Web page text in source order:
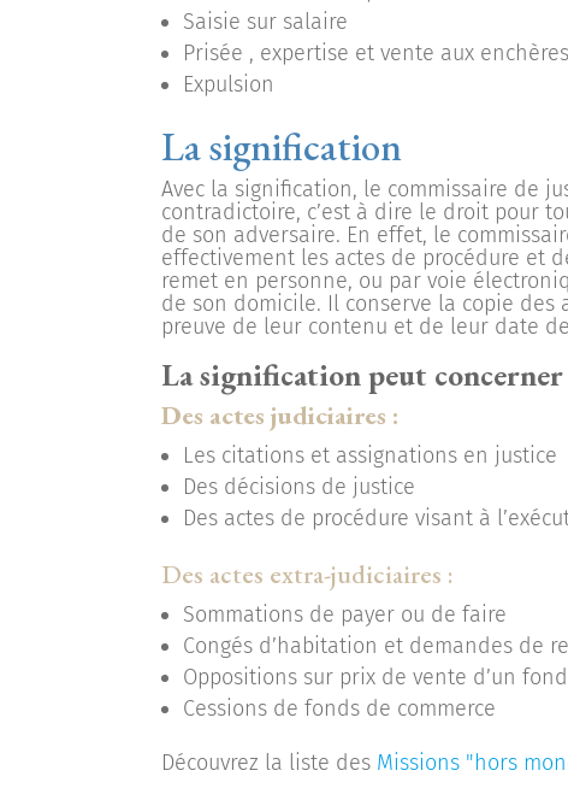
Saisie sur salaire
Prisée , expertise et vente aux
Expulsion
La signification
Avec la signification, le commissaire de
contradictoire, c’est à dire le droit pour
de son adversaire. En effet, le
effectivement les actes de procédure et
remet en personne, ou par voie
de son domicile. Il conserve la copie
preuve de leur contenu et de leur date
La signification peut concerner
Des actes judiciaires :
Les citations et assignations en justice
Des décisions de justice
Des actes de procédure visant à
Des actes extra-judiciaires :
Sommations de payer ou de faire
Congés d’habitation et demandes de
Oppositions sur prix de vente d’un
Cessions de fonds de commerce
Découvrez la liste des Missions "hors